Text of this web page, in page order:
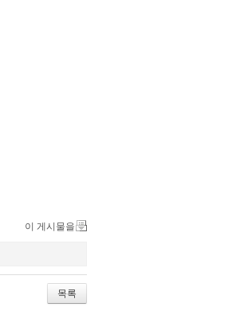
이 게시물을
목록